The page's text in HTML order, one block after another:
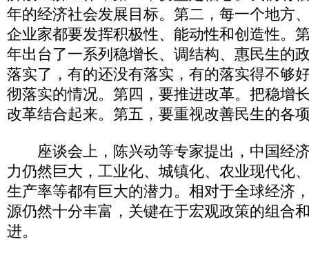
年的经济社会发展目标。第二，每一个地方
企业家都要发挥积极性、能动性和创造性。
年出台了一系列稳增长、调结构、惠民生的
落实了，有的还没有落实，有的落实得不够
彻落实的情况。第四，要推进改革。把稳增
改革结合起来。第五，要重视改善民生的各
座谈会上，陈兴动等专家提出，中国经
力仍然巨大，工业化、城镇化、农业现代化
生产率等都有巨大的潜力。相对于全球经济
源仍然十分丰富，关键在于宏观政策的组合
进。